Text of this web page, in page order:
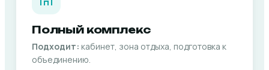
Полный комплекс
Подходит: кабинет, зона отдыха, подготовка к
объединению.